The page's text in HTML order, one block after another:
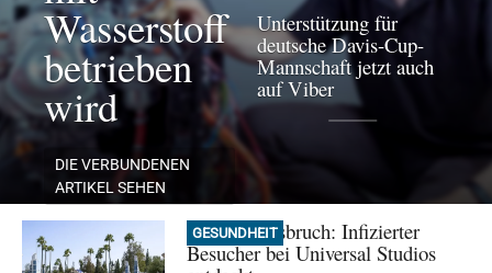
Wasserstoff
betrieben
wird
DIE VERBUNDENEN
ARTIKEL SEHEN
Unterstützung für
deutsche Davis-Cup-
Mannschaft jetzt auch
auf Viber
GESUNDHEIT
Masern-Ausbruch: Infizierter
Besucher bei Universal Studios